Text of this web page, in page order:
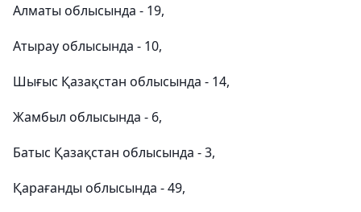
Алматы облысында - 19,
Атырау облысында - 10,
Шығыс Қазақстан облысында - 14,
Жамбыл облысында - 6,
Батыс Қазақстан облысында - 3,
Қарағанды облысында - 49,